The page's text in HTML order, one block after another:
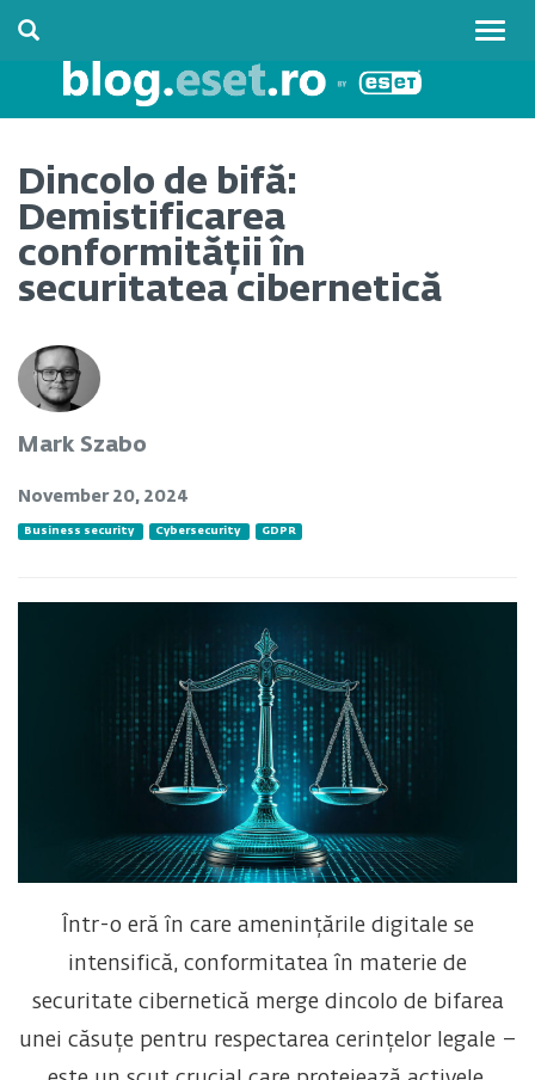
Dincolo de bifă:
Demistificarea
conformității în
securitatea cibernetică
Mark Szabo
November 20, 2024
Business security Cybersecurity GDPR
Într-o eră în care amenințările digitale se
intensifică, conformitatea în materie de
securitate cibernetică merge dincolo de bifarea
unei căsuțe pentru respectarea cerințelor legale –